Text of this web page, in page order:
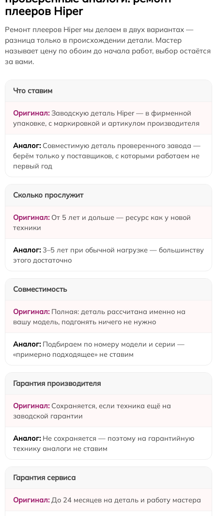
плееров Hiper
Ремонт плееров Hiper мы делаем в двух вариантах —
разница только в происхождении детали. Мастер
называет цену по обоим до начала работ, выбор остаётся
за вами.
Что ставим
Заводскую деталь Hiper — в фирменной
упаковке, с маркировкой и артикулом производителя
Совместимую деталь проверенного завода —
берём только у поставщиков, с которыми работаем не
первый год
Сколько прослужит
От 5 лет и дольше — ресурс как у новой
техники
3–5 лет при обычной нагрузке — большинству
этого достаточно
Совместимость
Полная: деталь рассчитана именно на
вашу модель, подгонять ничего не нужно
Подбираем по номеру модели и серии —
«примерно подходящее» не ставим
Гарантия производителя
Сохраняется, если техника ещё на
заводской гарантии
Не сохраняется — поэтому на гарантийную
технику аналоги не ставим
Гарантия сервиса
До 24 месяцев на деталь и работу мастера